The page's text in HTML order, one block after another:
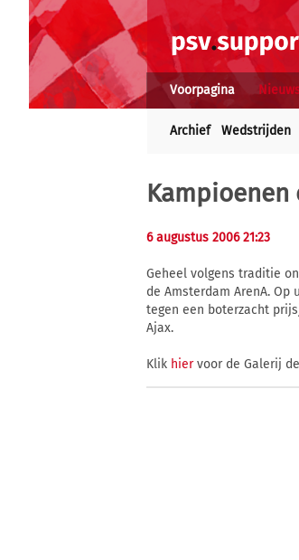
Voorpagina
Archief Wedstrijden
6 augustus 2006 21:23
Geheel volgens traditie
de Amsterdam ArenA.
tegen een boterzacht
Ajax.
Klik hiervoor de Galerij